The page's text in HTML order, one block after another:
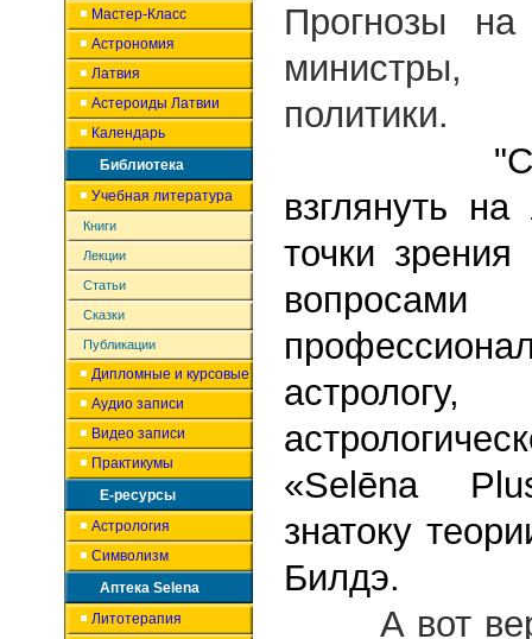
Мастер-Класс
Астрономия
Латвия
Астероиды Латвии
Календарь
Библиотека
Учебная литература
Книги
Лекции
Статьи
Сказки
Публикации
Дипломные и курсовые
Аудио записи
Видео записи
Практикумы
Е-ресурсы
Астрология
Символизм
Аптека Selena
Литотерапия
Прогнозы
политики.
взглянуть
точки
астрологу,
«Selēna
знатоку
Билдэ.
А вот